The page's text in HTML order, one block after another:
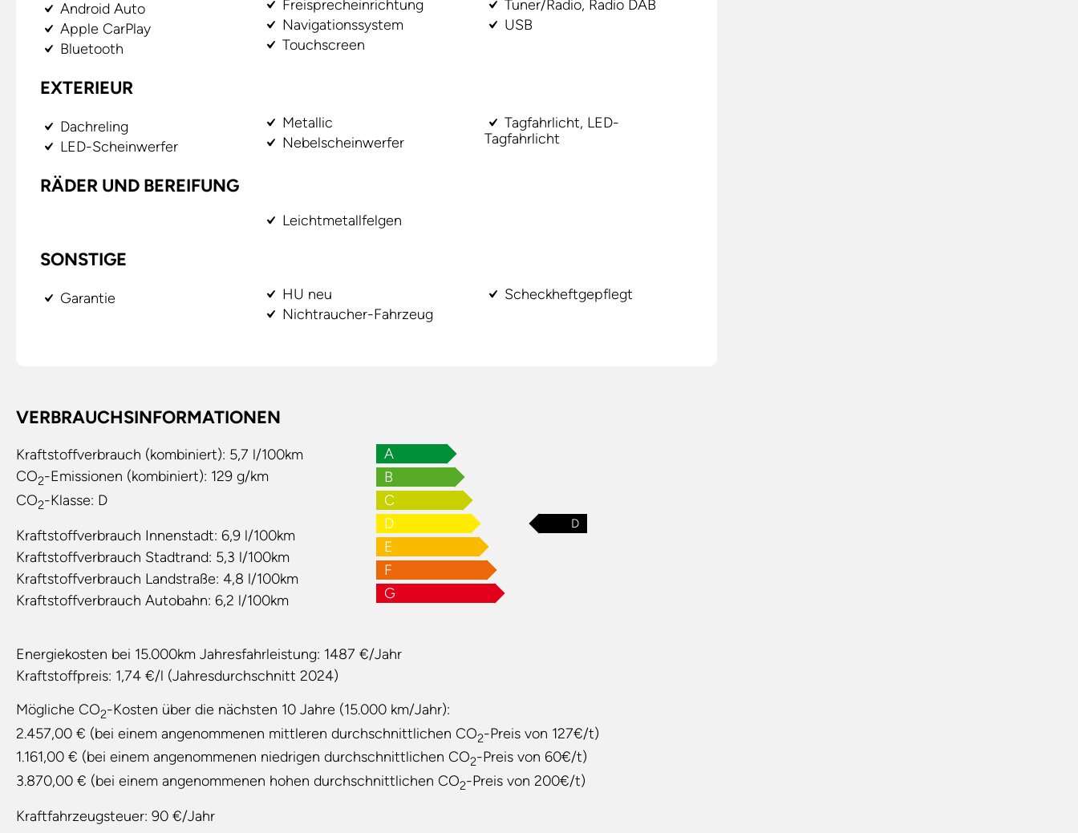
Android Auto
Apple CarPlay
Bluetooth
Freisprecheinrichtung
Navigationssystem
Touchscreen
Tuner/Radio, Radio DAB
USB
EXTERIEUR
Dachreling
LED-Scheinwerfer
Metallic
Nebelscheinwerfer
Tagfahrlicht, LED-
Tagfahrlicht
RÄDER UND BEREIFUNG
Leichtmetallfelgen
SONSTIGE
Garantie
HU neu
Nichtraucher-Fahrzeug
Scheckheftgepflegt
VERBRAUCHSINFORMATIONEN
Kraftstoffverbrauch (kombiniert): 5,7 l/100km
CO2-Emissionen (kombiniert): 129 g/km
CO2-Klasse: D
Kraftstoffverbrauch Innenstadt: 6,9 l/100km
Kraftstoffverbrauch Stadtrand: 5,3 l/100km
Kraftstoffverbrauch Landstraße: 4,8 l/100km
Kraftstoffverbrauch Autobahn: 6,2 l/100km
A
B
C
D
D
E
F
G
Energiekosten bei 15.000km Jahresfahrleistung: 1487 €/Jahr
Kraftstoffpreis: 1,74 €/l (Jahresdurchschnitt 2024)
Mögliche CO2-Kosten über die nächsten 10 Jahre (15.000 km/Jahr):
2.457,00 € (bei einem angenommenen mittleren durchschnittlichen CO2-Preis von 127€/t)
1.161,00 € (bei einem angenommenen niedrigen durchschnittlichen CO2-Preis von 60€/t)
3.870,00 € (bei einem angenommenen hohen durchschnittlichen CO2-Preis von 200€/t)
Kraftfahrzeugsteuer: 90 €/Jahr